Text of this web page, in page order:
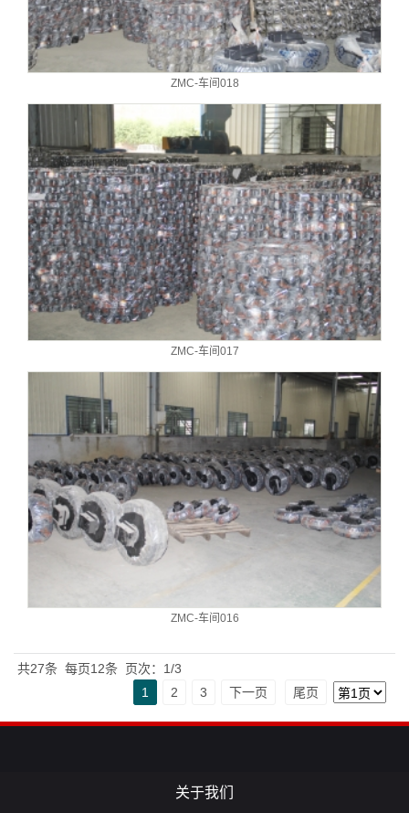
ZMC-车间018
ZMC-车间017
ZMC-车间016
共27条 每页12条 页次：1/3
1
2 3 下一页 尾页
关于我们